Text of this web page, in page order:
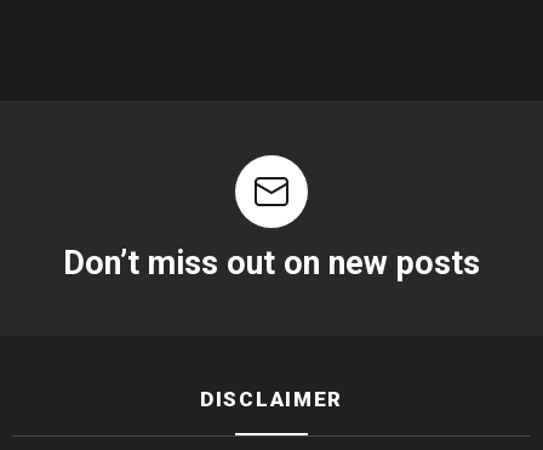
Don’t miss out on new posts
DISCLAIMER